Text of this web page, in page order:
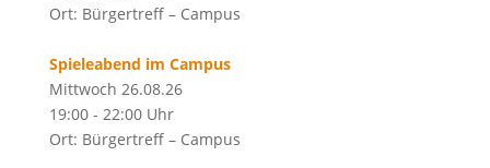
Ort: Bürgertreff – Campus
Spieleabend im Campus
Mittwoch 26.08.26
19:00 - 22:00 Uhr
Ort: Bürgertreff – Campus